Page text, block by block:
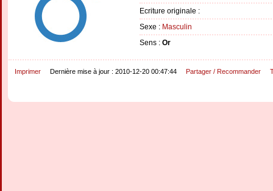
Ecriture originale :
Sexe : Masculin
Sens : Or
Imprimer Dernière mise à jour : 2010-12-20 00:47:44 Partager / Recommander